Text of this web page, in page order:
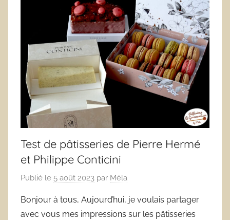
Test de pâtisseries de Pierre Hermé
et Philippe Conticini
Publié le 5 août 2023 par Méla
Bonjour à tous, Aujourd’hui, je voulais partager
avec vous mes impressions sur les pâtisseries